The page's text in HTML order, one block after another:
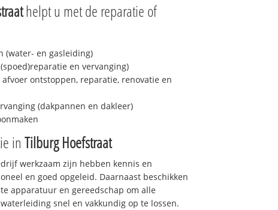
helpt u met de reparatie of
(water- en gasleiding)
en vervanging)
ontstoppen, reparatie, renovatie en
(dakpannen en dakleer)
in Tilburg Hoefstraat
werkzaam zijn hebben kennis en
en goed opgeleid. Daarnaast beschikken
apparatuur en gereedschap om alle
snel en vakkundig op te lossen.